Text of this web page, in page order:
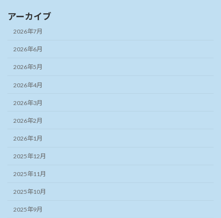
アーカイブ
2026年7月
2026年6月
2026年5月
2026年4月
2026年3月
2026年2月
2026年1月
2025年12月
2025年11月
2025年10月
2025年9月